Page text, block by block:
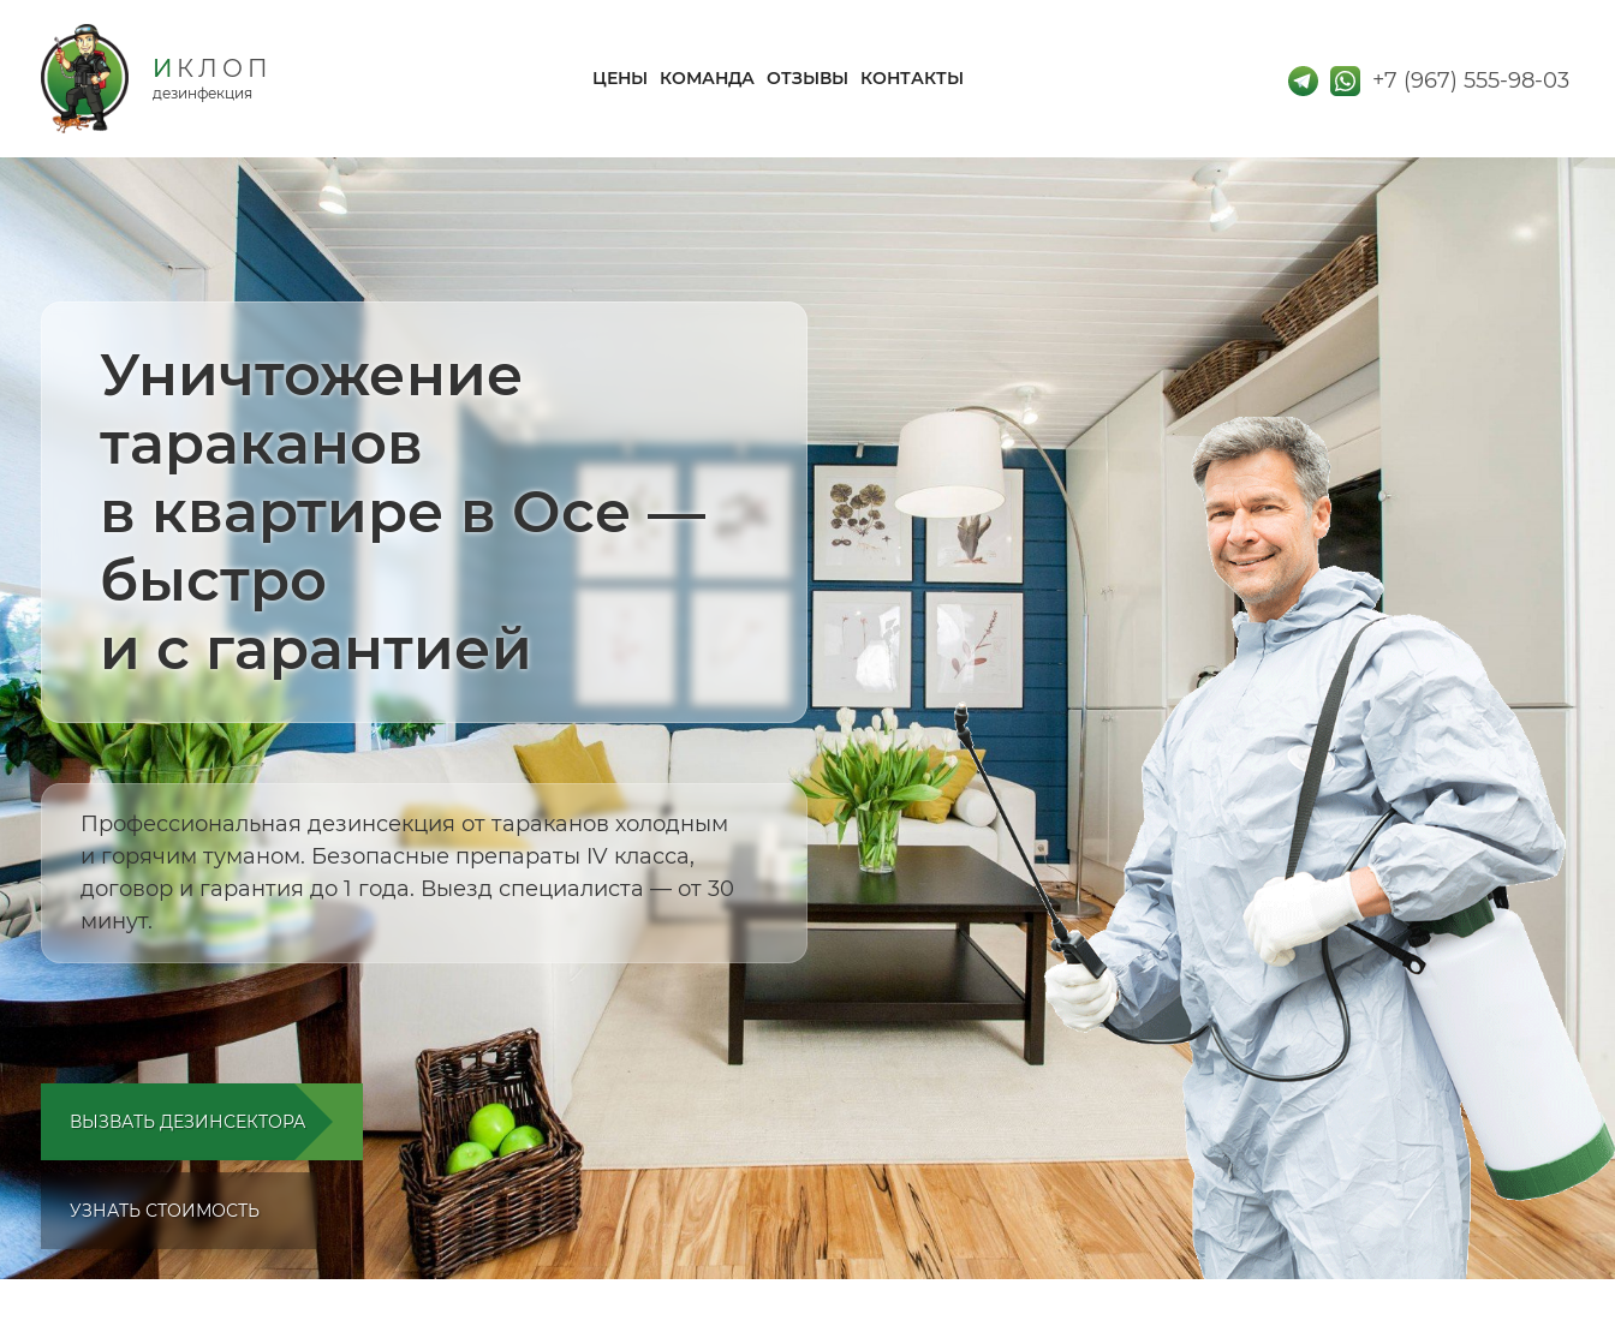
дезинфекция
ЦЕНЫ КОМАНДА ОТЗЫВЫ КОНТАКТЫ
Уничтожение
тараканов
в квартире в Осе —
быстро
и с гарантией
Профессиональная дезинсекция от тараканов холодным
и горячим туманом. Безопасные препараты IV класса,
договор и гарантия до 1 года. Выезд специалиста — от 30
минут.
ВЫЗВАТЬ ДЕЗИНСЕКТОРА
УЗНАТЬ СТОИМОСТЬ